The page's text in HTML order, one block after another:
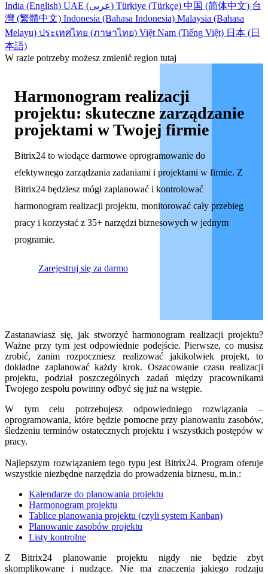
India (English)
UAE (عربي) Türkiye (Türkçe) 中国 (简体中文) 台
灣 (繁體中文) Indonesia (Bahasa Indonesia) Malaysia (Bahasa
Melayu) ประเทศไทย (ภาษาไทย) Việt Nam (Tiếng Việt) 日本 (日
本語)
W razie potrzeby możesz zmienić region tutaj
Harmonogram realizacji
projektu: skuteczne zarządzanie
projektami w Twojej firmie
Bitrix24 to wiodące darmowe oprogramowanie do
efektywnego zarządzania zadaniami i projektami w firmie. Z
Bitrix24 będziesz mógł zaplanować i kontrolować
harmonogram realizacji projektu, monitorować cały przebieg
pracy i korzystać z 35+ narzędzi biznesowych w jednym
programie.
Zarejestruj się za darmo
Zastanawiasz się, jak stworzyć harmonogram realizacji projektu?
Ważne przy tym jest odpowiednie podejście. Pierwsze, co musisz
zrobić, zanim rozpoczniesz realizować jakikolwiek projekt, to
dokładne zaplanować każdy krok. Oszacowanie czasu realizacji
projektu, podział poszczególnych zadań między pracownikami
Twojego zespołu powinny odbyć się już na wstępie.
W tym celu potrzebujesz odpowiedniego rozwiązania –
oprogramowania, które będzie pomocne przy planowaniu zasobów,
śledzeniu terminów ostatecznych projektu i wszystkich postępów w
pracy.
Najlepszym rozwiązaniem tego typu jest Bitrix24. Program oferuje
wszystkie niezbędne narzędzia do prowadzenia biznesu, m.in.:
Kalendarze do planowania projektu
Harmonogram projektu
Tablice planowania projektu (czyli system Kanban)
Planowanie zasobów projektu
Listy kontrolne
Z Bitrix24 planowanie projektu nigdy nie będzie zbyt
skomplikowane i nudzące. Nie ma znaczenia jakiego rodzaju